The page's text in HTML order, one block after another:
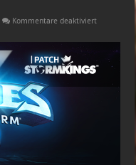
Kommentare deaktiviertfür
OF
STORM